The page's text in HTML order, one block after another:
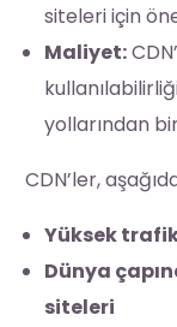
siteleri için
Maliyet:
yollarından
CDN’ler,
Yüksek
Dünya
siteleri